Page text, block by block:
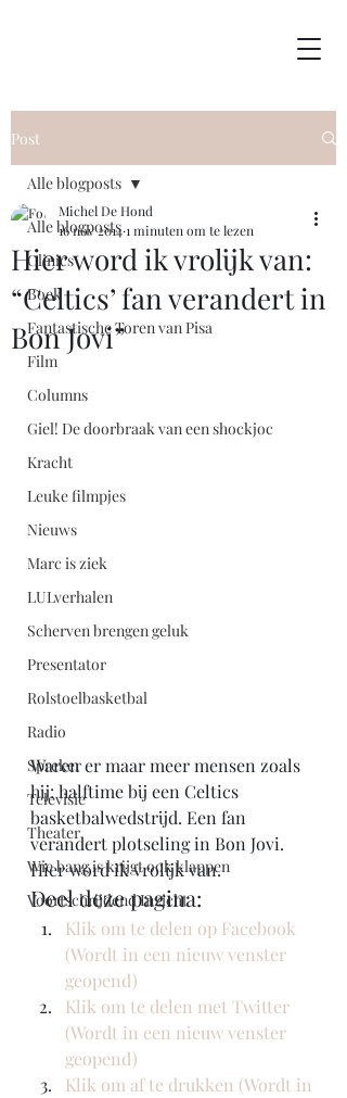
Post
Alle blogposts
Clinics
Boek
Fantastische Toren van Pisa
Film
Columns
Giel! De doorbraak van een shockjoc
Kracht
Leuke filmpjes
Nieuws
Marc is ziek
LULverhalen
Scherven brengen geluk
Presentator
Rolstoelbasketbal
Radio
Spreker
Televisie
Theater
Wie bang is krijgt ook klappen
Voortschrijdend Inzicht
Alle blogposts
Hier word ik vrolijk van:
“Celtics’ fan verandert in
Bon Jovi”
Michel De Hond
16 nov 20141 minuten om te lezen
Waren er maar meer mensen zoals
hij: halftime bij een Celtics
basketbalwedstrijd. Een fan
verandert plotseling in Bon Jovi.
Hier word ik vrolijk van.
Deel deze pagina:
Klik om te delen op Facebook
(Wordt in een nieuw venster
geopend)
Klik om te delen met Twitter
(Wordt in een nieuw venster
geopend)
Klik om af te drukken (Wordt in